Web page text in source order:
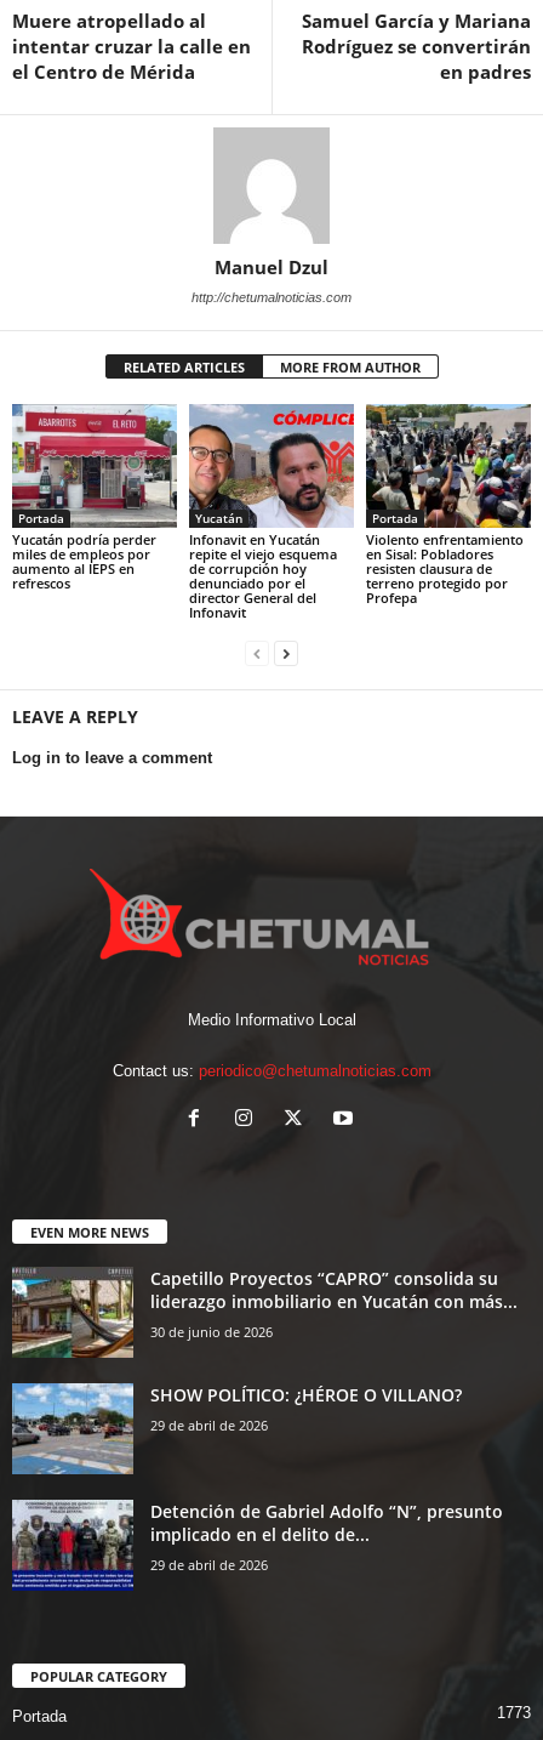
Muere atropellado al
intentar cruzar la calle en
el Centro de Mérida
Samuel García y Mariana
Rodríguez se convertirán
en padres
Manuel Dzul
http://chetumalnoticias.com
RELATED ARTICLES MORE FROM AUTHOR
Portada
Yucatán podría perder
miles de empleos por
aumento al IEPS en
refrescos
Yucatán
Infonavit en Yucatán
repite el viejo esquema
de corrupción hoy
denunciado por el
director General del
Infonavit
Portada
Violento enfrentamiento
en Sisal: Pobladores
resisten clausura de
terreno protegido por
Profepa
LEAVE A REPLY
Log in to leave a comment
Medio Informativo Local
Contact us: periodico@chetumalnoticias.com
EVEN MORE NEWS
Capetillo Proyectos “CAPRO” consolida su
liderazgo inmobiliario en Yucatán con más...
30 de junio de 2026
SHOW POLÍTICO: ¿HÉROE O VILLANO?
29 de abril de 2026
Detención de Gabriel Adolfo “N”, presunto
implicado en el delito de...
29 de abril de 2026
POPULAR CATEGORY
Portada 1773